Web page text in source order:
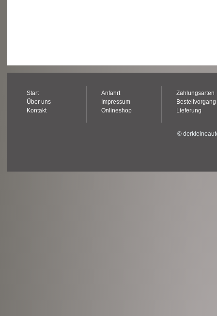
Start
Über uns
Kontakt
Anfahrt
Impressum
Onlineshop
Zahlungsarten
Bestellvorgang
Lieferung
©